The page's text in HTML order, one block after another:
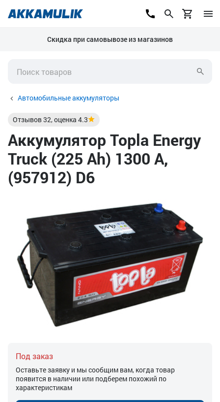
Скидка при самовывозе из магазинов
Автомобильные аккумуляторы
Отзывов32, оценка 4.3
Аккумулятор Topla Energy
Truck (225 Ah) 1300 А,
(957912) D6
Под заказ
Оставьте заявку и мы сообщим вам, когда товар
появится в наличии или подберем похожий по
характеристикам